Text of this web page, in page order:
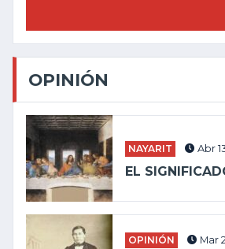
OPINIÓN
NAYARIT Abr
EL
OPINIÓN Mar